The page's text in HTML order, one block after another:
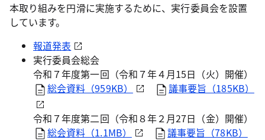
本取り組みを円滑に実施するために、実行委員会を設置
しています。
報道発表
実行委員会総会
令和７年度第一回（令和７年４月15日（火）開催）
総会資料（959KB）
議事要旨（185KB）
令和７年度第二回（令和８年２月27日（金）開催）
総会資料（1.1MB）
議事要旨（78KB）